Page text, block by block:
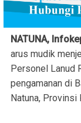
NATUNA,
arus mudik
Personel Lanud
pengamanan di
Natuna,